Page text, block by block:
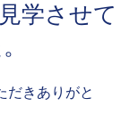
学させて
だきありがと